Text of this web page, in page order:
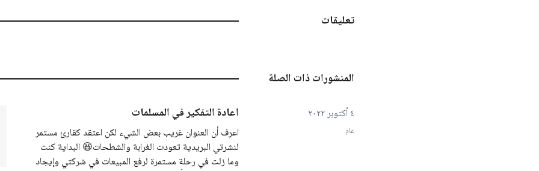
تعليقات
المنشورات ذات الصلة
٤ أكتوبر ٢٠٢٢
عام
اعادة التفكير في المسلمات
اعرف أن العنوان غريب بعض الشيء لكن اعتقد كقارئ مستمر
لنشرتي البريدية تعودت الغرابة والشطحات😆 البداية كنت
وما زلت في رحلة مستمرة لرفع المبيعات في شركتي وإيجاد